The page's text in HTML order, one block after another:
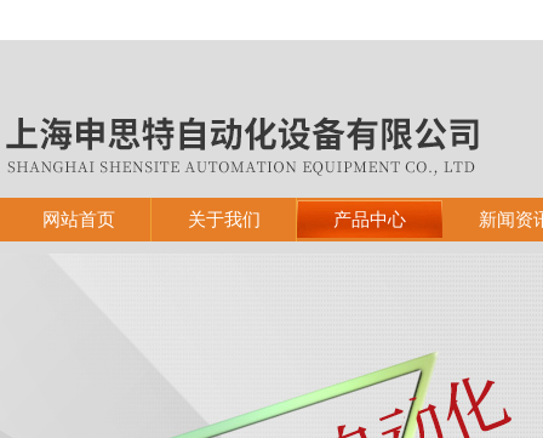
网站首页 关于我们 产品中心 新闻资